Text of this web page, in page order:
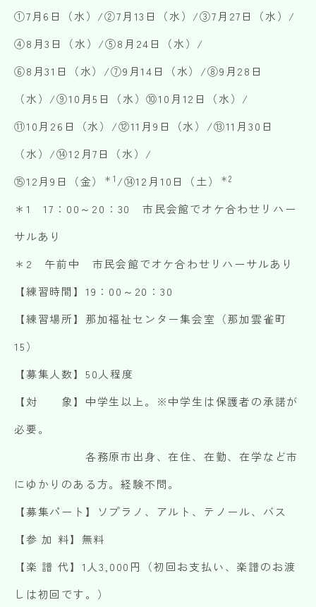
①7月6日（水）/②7月13日（水）/③7月27日（水）/
④8月3日（水）/⑤8月24日（水）/
⑥8月31日（水）/⑦9月14日（水）/⑧9月28日
（水）/⑨10月5日（水）⑩10月12日（水）/
⑪10月26日（水）/⑫11月9日（水）/⑬11月30日
（水）/⑭12月7日（水）/
⑮12月9日（金）
＊1 /⑭12月10日（土） ＊2
＊1 17：00～20：30 市民会館でオケ合わせリハー
サルあり
＊2 午前中 市民会館でオケ合わせリハーサルあり
【練習時間】19：00～20：30
【練習場所】那加福祉センター集会室（那加雲雀町
15）
【募集人数】50人程度
【対 象】中学生以上。※中学生は保護者の承諾が
必要。
各務原市出身、在住、在勤、在学など市
にゆかりのある方。経験不問。
【募集パート】ソプラノ、アルト、テノール、バス
【参 加 料】無料
【楽 譜 代】1人3,000円（初回お支払い、楽譜のお渡
しは初回です。）